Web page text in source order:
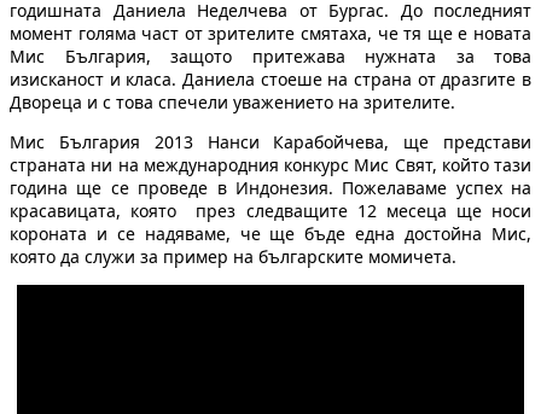
годишната Даниела Неделчева от Бургас. До последният
момент голяма част от зрителите смятаха, че тя ще е новата
Мис България, защото притежава нужната за това
изисканост и класа. Даниела стоеше на страна от дразгите в
Двореца и с това спечели уважението на зрителите.
Мис България 2013 Нанси Карабойчева, ще представи
страната ни на международния конкурс Мис Свят, който тази
година ще се проведе в Индонезия. Пожелаваме успех на
красавицата, която през следващите 12 месеца ще носи
короната и се надяваме, че ще бъде една достойна Мис,
която да служи за пример на българските момичета.